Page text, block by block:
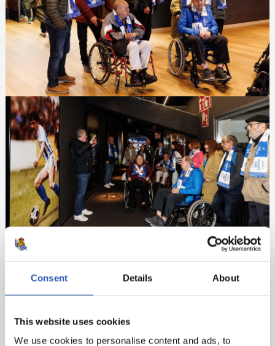
Consent Details About
This website uses cookies
We use cookies to personalise content and ads, to